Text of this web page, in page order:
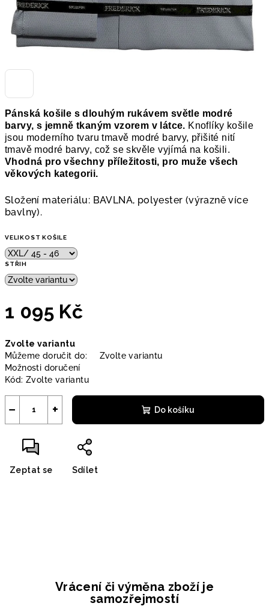
Pánská košile s dlouhým rukávem světle modré
barvy, s jemně tkaným vzorem v látce. Knoflíky košile
jsou moderního tvaru tmavě modré barvy, přišité nití
tmavě modré barvy, což se skvěle vyjímá na košili.
Vhodná pro všechny příležitosti, pro muže všech
věkových kategorii.
Složení materiálu: BAVLNA, polyester (výrazně více
bavlny).
VELIKOST KOŠILE
STŘIH
1 095 Kč
cena:
Zvolte variantu
Můžeme doručit do:
Zvolte variantu
Možnosti doručení
Kód: Zvolte variantu
+
− Do košíku
Zeptat se Sdílet
Vrácení či výměna zboží je
samozřejmostí